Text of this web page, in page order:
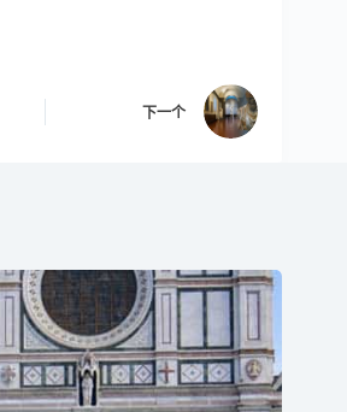
下一个